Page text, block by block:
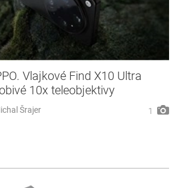
Vlajkové Find X10 Ultra
10x teleobjektivy
Šrajer 1